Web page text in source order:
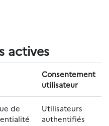
actives
Consentement
utilisateur
de
Utilisateurs
authentifiés